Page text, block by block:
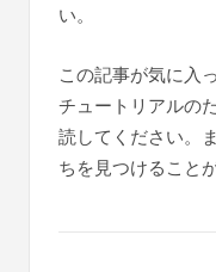
い。
この記事が気に入
チュートリアルのた
読してください。ま
ちを見つけること